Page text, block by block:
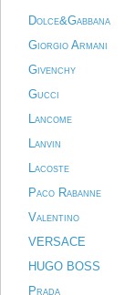
Dolce&Gabbana
Giorgio Armani
Givenchy
Gucci
Lancome
Lanvin
Lacoste
Paco Rabanne
Valentino
VERSACE
HUGO BOSS
Prada